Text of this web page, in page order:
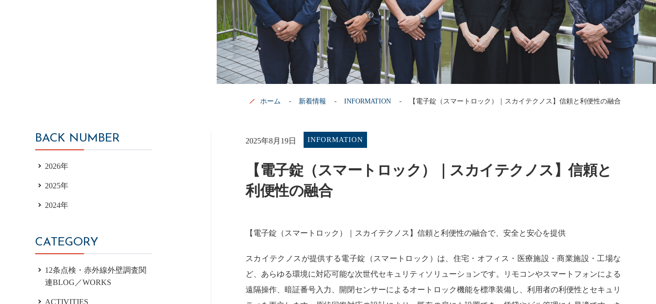
ホーム 新着情報 INFORMATION 【電子錠（スマートロック）｜スカイテクノス】信頼と利便性の融合
2025年8月19日 INFORMATION
【電子錠（スマートロック）｜スカイテクノス】信頼と
利便性の融合
【電子錠（スマートロック）｜スカイテクノス】信頼と利便性の融合で、安全と安心を提供
スカイテクノスが提供する電子錠（スマートロック）は、住宅・オフィス・医療施設・商業施設・工場な
ど、あらゆる環境に対応可能な次世代セキュリティソリューションです。リモコンやスマートフォンによる
遠隔操作、暗証番号入力、開閉センサーによるオートロック機能を標準装備し、利用者の利便性とセキュリ
BACK NUMBER
2026年
2025年
2024年
CATEGORY
12条点検・赤外線外壁調査関
連BLOG／WORKS
ACTIVITIES